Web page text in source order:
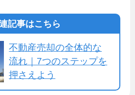
記事はこちら
不動産売却の全体的な
流れ｜7つのステップを
押さえよう